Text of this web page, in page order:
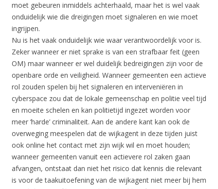
moet gebeuren inmiddels achterhaald, maar het is wel vaak
onduidelijk wie die dreigingen moet signaleren en wie moet
ingrijpen.
Nu is het vaak onduidelijk wie waar verantwoordelijk voor is.
Zeker wanneer er niet sprake is van een strafbaar feit (geen
OM) maar wanneer er wel duidelijk bedreigingen zijn voor de
openbare orde en veiligheid. Wanneer gemeenten een actieve
rol zouden spelen bij het signaleren en interveniëren in
cyberspace zou dat de lokale gemeenschap en politie veel tijd
en moeite schelen en kan politietijd ingezet worden voor
meer ‘harde’ criminaliteit. Aan de andere kant kan ook de
overweging meespelen dat de wijkagent in deze tijden juist
ook online het contact met zijn wijk wil en moet houden;
wanneer gemeenten vanuit een actievere rol zaken gaan
afvangen, ontstaat dan niet het risico dat kennis die relevant
is voor de taakuitoefening van de wijkagent niet meer bij hem